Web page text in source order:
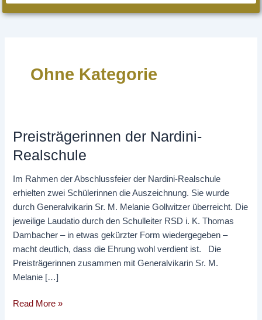
Ohne Kategorie
Preisträgerinnen der Nardini-
Realschule
Im Rahmen der Abschlussfeier der Nardini-Realschule
erhielten zwei Schülerinnen die Auszeichnung. Sie wurde
durch Generalvikarin Sr. M. Melanie Gollwitzer überreicht. Die
jeweilige Laudatio durch den Schulleiter RSD i. K. Thomas
Dambacher – in etwas gekürzter Form wiedergegeben –
macht deutlich, dass die Ehrung wohl verdient ist. Die
Preisträgerinnen zusammen mit Generalvikarin Sr. M.
Melanie […]
Preisträgerinnen
Nardini-
Realschule
Read More »